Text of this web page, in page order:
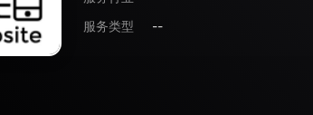
服务类型
--